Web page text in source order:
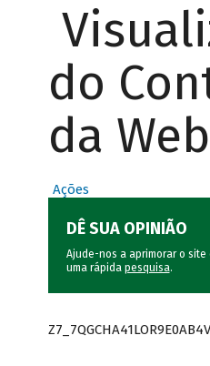
do
da Web
Ações
DÊ SUA OPINIÃO
Ajude-nos a aprimorar o site
uma rápida pesquisa.